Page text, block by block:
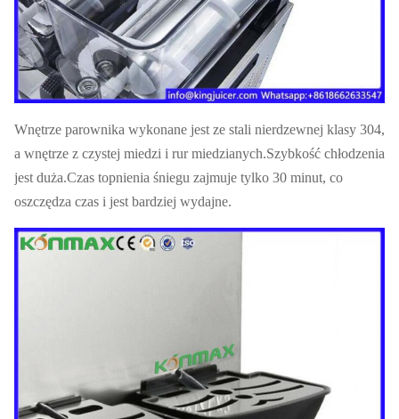
Wnętrze parownika wykonane jest ze stali nierdzewnej klasy 304,
a wnętrze z czystej miedzi i rur miedzianych.Szybkość chłodzenia
jest duża.Czas topnienia śniegu zajmuje tylko 30 minut, co
oszczędza czas i jest bardziej wydajne.